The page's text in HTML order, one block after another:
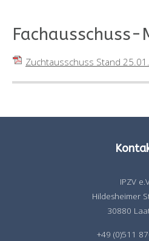
Zuchtausschuss Stand
IPZV
Hildesheimer
30880
+49 (0)511